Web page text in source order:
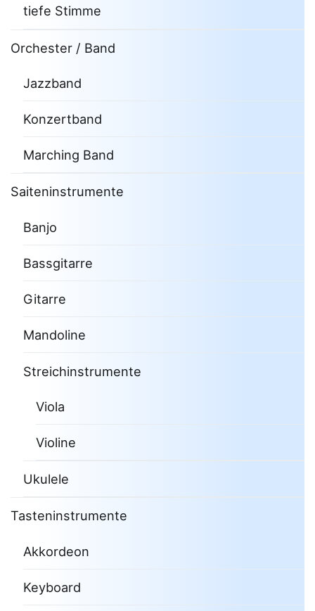
tiefe Stimme
Orchester / Band
Jazzband
Konzertband
Marching Band
Saiteninstrumente
Banjo
Bassgitarre
Gitarre
Mandoline
Streichinstrumente
Viola
Violine
Ukulele
Tasteninstrumente
Akkordeon
Keyboard